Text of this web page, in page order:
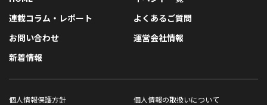
連載コラム・レポート
よくあるご質問
お問い合わせ
運営会社情報
新着情報
個人情報保護方針
個人情報の取扱いについて